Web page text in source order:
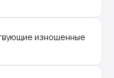
изношенные